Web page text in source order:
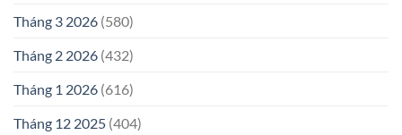
Tháng 3 2026 (580)
Tháng 2 2026 (432)
Tháng 1 2026 (616)
Tháng 12 2025 (404)